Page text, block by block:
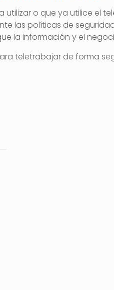
o que ya utilice el
las políticas de
la información y el
teletrabajar de forma